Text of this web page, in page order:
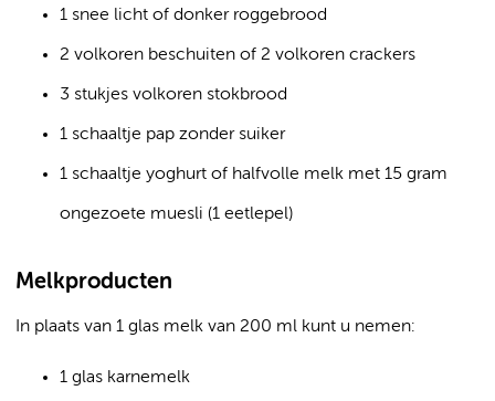
1 snee licht of donker roggebrood
2 volkoren beschuiten of 2 volkoren crackers
3 stukjes volkoren stokbrood
1 schaaltje pap zonder suiker
1 schaaltje yoghurt of halfvolle melk met 15 gram
ongezoete muesli (1 eetlepel)
Melkproducten
In plaats van 1 glas melk van 200 ml kunt u nemen:
1 glas karnemelk